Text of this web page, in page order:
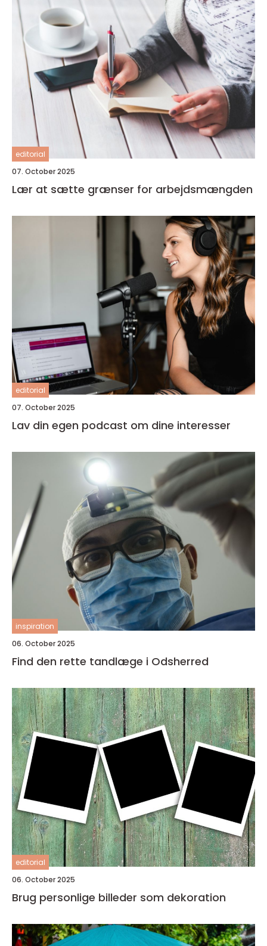
editorial
07. October 2025
Lær at sætte grænser for arbejdsmængden
editorial
07. October 2025
Lav din egen podcast om dine interesser
inspiration
06. October 2025
Find den rette tandlæge i Odsherred
editorial
06. October 2025
Brug personlige billeder som dekoration